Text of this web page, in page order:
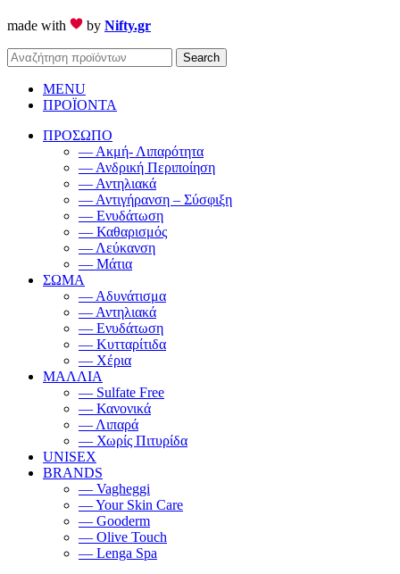
made with by Nifty.gr
Search
MENU
ΠΡΟΪΟΝΤΑ
ΠΡΟΣΩΠΟ
— Ακμή- Λιπαρότητα
— Ανδρική Περιποίηση
— Αντηλιακά
— Αντιγήρανση – Σύσφιξη
— Ενυδάτωση
— Καθαρισμός
— Λεύκανση
— Μάτια
ΣΩΜΑ
— Αδυνάτισμα
— Αντηλιακά
— Ενυδάτωση
— Κυτταρίτιδα
— Χέρια
ΜΑΛΛΙΑ
— Sulfate Free
— Κανονικά
— Λιπαρά
— Χωρίς Πιτυρίδα
UNISEX
BRANDS
— Vagheggi
— Your Skin Care
— Gooderm
— Olive Touch
— Lenga Spa